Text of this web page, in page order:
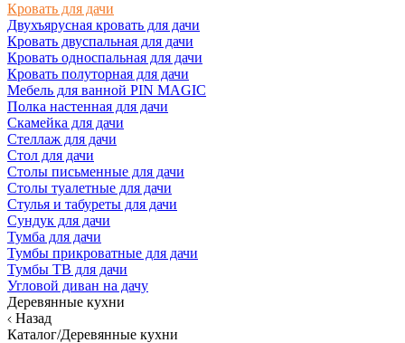
Кровать для дачи
Двухъярусная кровать для дачи
Кровать двуспальная для дачи
Кровать односпальная для дачи
Кровать полуторная для дачи
Мебель для ванной PIN MAGIC
Полка настенная для дачи
Скамейка для дачи
Стеллаж для дачи
Стол для дачи
Столы письменные для дачи
Столы туалетные для дачи
Стулья и табуреты для дачи
Сундук для дачи
Тумба для дачи
Тумбы прикроватные для дачи
Тумбы ТВ для дачи
Угловой диван на дачу
Деревянные кухни
Назад
Каталог/Деревянные кухни